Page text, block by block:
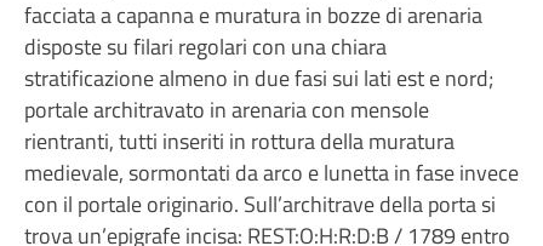
facciata a capanna e muratura in bozze di arenaria
disposte su filari regolari con una chiara
stratificazione almeno in due fasi sui lati est e nord;
portale architravato in arenaria con mensole
rientranti, tutti inseriti in rottura della muratura
medievale, sormontati da arco e lunetta in fase invece
con il portale originario. Sull’architrave della porta si
trova un’epigrafe incisa: REST:O:H:R:D:B / 1789 entro